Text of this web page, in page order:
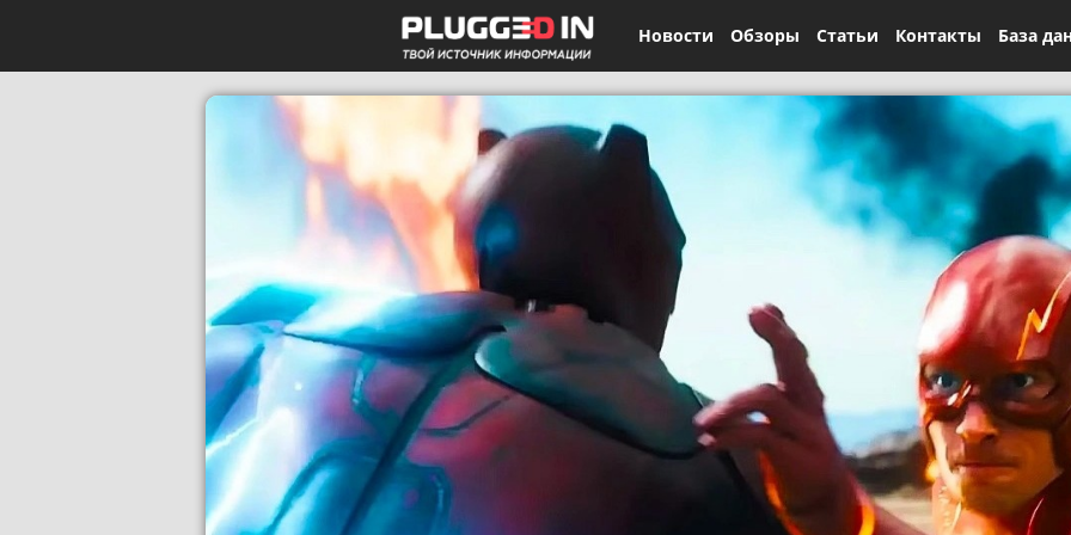
Новости Обзоры Статьи Контакты База